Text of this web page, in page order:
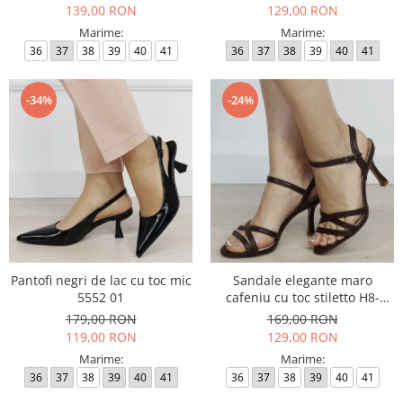
139,00 RON
Marime:
36 37 38 39 40 41
129,00 RON
Marime:
36 37 38 39 40 41
-34%
Pantofi negri de lac cu toc mic
5552 01
179,00 RON
119,00 RON
Marime:
36 37 38 39 40 41
-24%
Sandale elegante maro
cafeniu cu toc stiletto H8-
1108T M12
169,00 RON
129,00 RON
Marime:
36 37 38 39 40 41